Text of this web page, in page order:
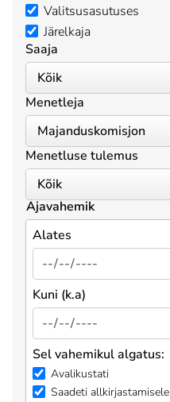
Valitsusasutuses
Järelkaja
Saaja
Menetleja
Menetluse tulemus
Ajavahemik
Alates
Kuni (k.a)
Sel vahemikul algatus:
Avalikustati
Saadeti allkirjastamisele